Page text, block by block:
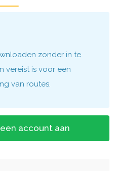
zonder in te
vereist is voor een
van routes.
account aan